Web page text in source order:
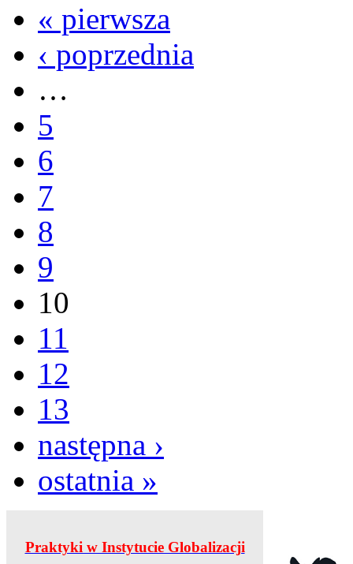
« pierwsza
‹ poprzednia
…
5
6
7
8
9
10
11
12
13
następna ›
ostatnia »
Praktyki w Instytucie Globalizacji